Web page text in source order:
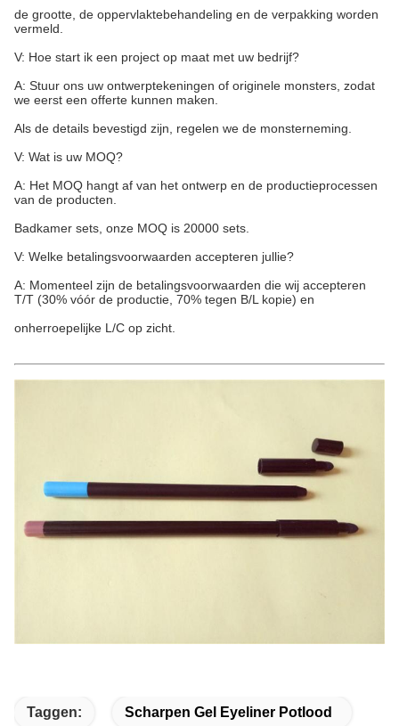
de grootte, de oppervlaktebehandeling en de verpakking worden
vermeld.
V: Hoe start ik een project op maat met uw bedrijf?
A: Stuur ons uw ontwerptekeningen of originele monsters, zodat
we eerst een offerte kunnen maken.
Als de details bevestigd zijn, regelen we de monsterneming.
V: Wat is uw MOQ?
A: Het MOQ hangt af van het ontwerp en de productieprocessen
van de producten.
Badkamer sets, onze MOQ is 20000 sets.
V: Welke betalingsvoorwaarden accepteren jullie?
A: Momenteel zijn de betalingsvoorwaarden die wij accepteren
T/T (30% vóór de productie, 70% tegen B/L kopie) en
onherroepelijke L/C op zicht.
Taggen: Scharpen Gel Eyeliner Potlood